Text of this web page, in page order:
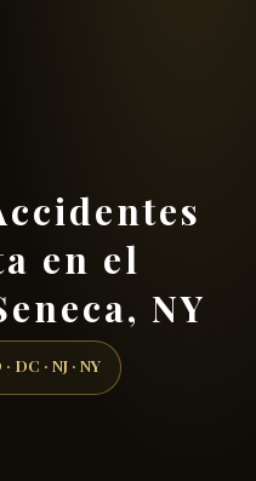
en el
NY
DC · NJ · NY